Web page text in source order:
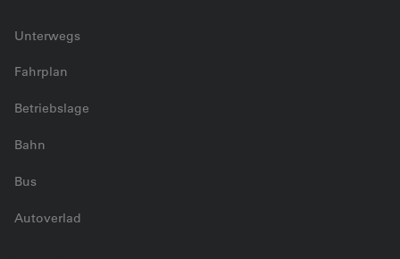
Unterwegs
Fahrplan
Betriebslage
Bahn
Bus
Autoverlad